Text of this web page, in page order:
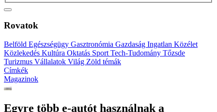
Rovatok
Belföld Egészségügy Gasztronómia Gazdaság Ingatlan Közélet
Közlekedés Kultúra Oktatás Sport Tech-Tudomány Tőzsde
Turizmus Vállalatok Világ Zöld témák
Címkék
Magazinok
Egyre több e-autót használnak a